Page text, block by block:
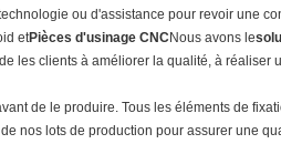
ou d'assistance pour revoir une
etPièces d'usinage CNCNous avons le
les clients à améliorer la qualité, à
de le produire. Tous les éléments de
nos lots de production pour assurer une